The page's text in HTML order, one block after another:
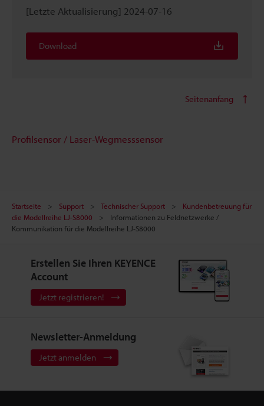
[Letzte Aktualisierung] 2024-07-16
Download
Seitenanfang
Profilsensor / Laser-Wegmesssensor
Startseite Support Technischer Support
Kundenbetreuung für
die Modellreihe LJ-S8000
Informationen zu Feldnetzwerke /
Kommunikation für die Modellreihe LJ-S8000
Erstellen Sie Ihren KEYENCE
Account
Jetzt registrieren!
Newsletter-Anmeldung
Jetzt anmelden